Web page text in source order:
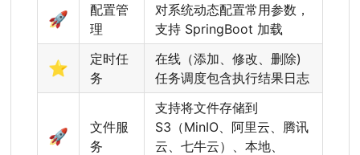
🚀
配置管
理
对系统动态配置常用参数，
支持 SpringBoot 加载
⭐
定时任
务
在线（添加、修改、删除)
任务调度包含执行结果日志
🚀
文件服
务
支持将文件存储到
S3 （MinIO、阿里云、腾讯
云、七牛云）
、本地、